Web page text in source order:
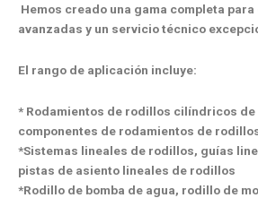
Hemos creado una gama completa
avanzadas y un servicio técnico
El rango de aplicación incluye:
* Rodamientos de rodillos cilíndricos
componentes de rodamientos de
*Sistemas lineales de rodillos, guías
pistas de asiento lineales de rodillos
*Rodillo de bomba de agua, rodillo de